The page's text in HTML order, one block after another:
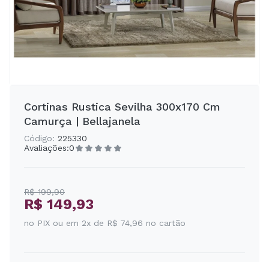
Cortinas Rustica Sevilha 300x170 Cm
Camurça | Bellajanela
Código: 225330
Avaliações:0
R$ 199,90
R$ 149,93
no PIX ou em 2x de R$ 74,96 no cartão